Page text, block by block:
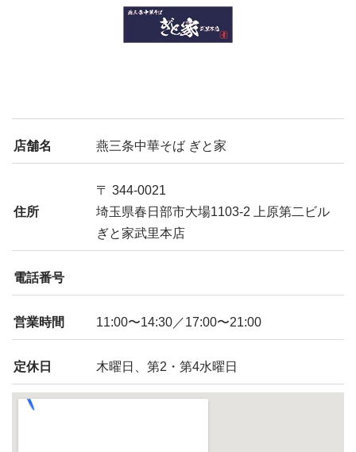
店舗名 燕三条中華そば ぎと家
住所
〒 344-0021
埼玉県春日部市大場1103-2 上原第二ビル
ぎと家武里本店
電話番号
営業時間 11:00〜14:30／17:00〜21:00
定休日 木曜日、第2・第4水曜日